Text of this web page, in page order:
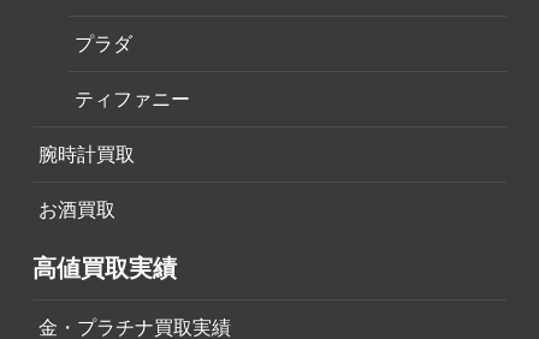
プラダ
ティファニー
腕時計買取
お酒買取
高値買取実績
金・プラチナ買取実績